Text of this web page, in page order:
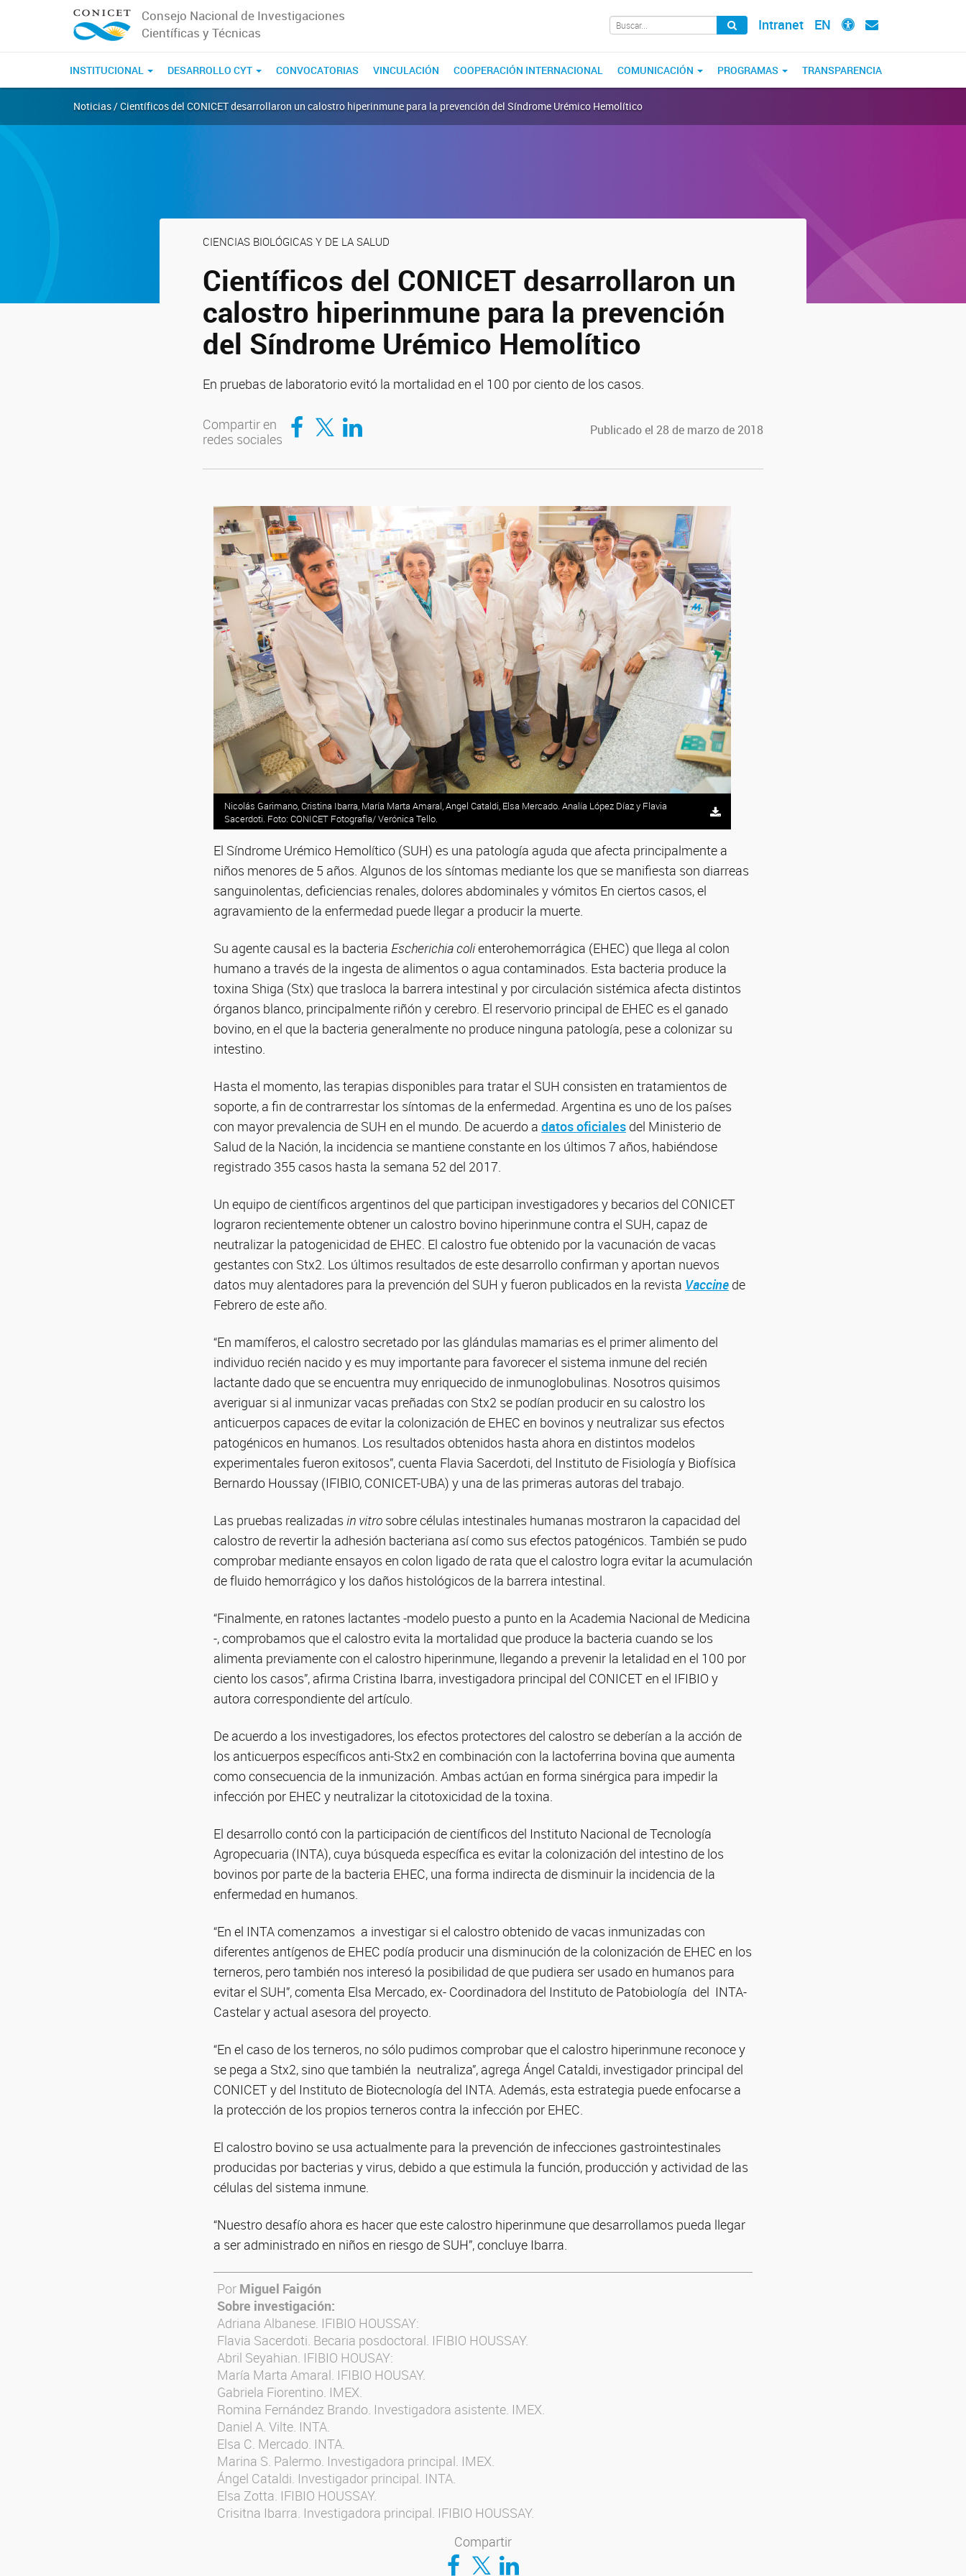
Consejo Nacional de Investigaciones
Científicas y Técnicas
Intranet EN
INSTITUCIONAL DESARROLLO CYT CONVOCATORIAS VINCULACIÓN COOPERACIÓN INTERNACIONAL COMUNICACIÓN PROGRAMAS TRANSPARENCIA
Noticias / Científicos del CONICET desarrollaron un calostro hiperinmune para la prevención del Síndrome Urémico Hemolítico
CIENCIAS BIOLÓGICAS Y DE LA SALUD
Científicos del CONICET desarrollaron un
calostro hiperinmune para la prevención
del Síndrome Urémico Hemolítico
En pruebas de laboratorio evitó la mortalidad en el 100 por ciento de los casos.
Compartir en
redes sociales
Compartir en Facebook
Compartir en TwitterCompartir en LinkedIn Publicado el 28 de marzo de 2018
Nicolás Garimano, Cristina Ibarra, María Marta Amaral, Angel Cataldi, Elsa Mercado. Analía López Díaz y Flavia
Sacerdoti. Foto: CONICET Fotografía/ Verónica Tello.
El Síndrome Urémico Hemolítico (SUH) es una patología aguda que afecta principalmente a
niños menores de 5 años. Algunos de los síntomas mediante los que se manifiesta son diarreas
sanguinolentas, deficiencias renales, dolores abdominales y vómitos En ciertos casos, el
agravamiento de la enfermedad puede llegar a producir la muerte.
Su agente causal es la bacteria Escherichia colienterohemorrágica (EHEC) que llega al colon
humano a través de la ingesta de alimentos o agua contaminados. Esta bacteria produce la
toxina Shiga (Stx) que trasloca la barrera intestinal y por circulación sistémica afecta distintos
órganos blanco, principalmente riñón y cerebro. El reservorio principal de EHEC es el ganado
bovino, en el que la bacteria generalmente no produce ninguna patología, pese a colonizar su
intestino.
Hasta el momento, las terapias disponibles para tratar el SUH consisten en tratamientos de
soporte, a fin de contrarrestar los síntomas de la enfermedad. Argentina es uno de los países
con mayor prevalencia de SUH en el mundo. De acuerdo a datos oficiales del Ministerio de
Salud de la Nación, la incidencia se mantiene constante en los últimos 7 años, habiéndose
registrado 355 casos hasta la semana 52 del 2017.
Un equipo de científicos argentinos del que participan investigadores y becarios del CONICET
lograron recientemente obtener un calostro bovino hiperinmune contra el SUH, capaz de
neutralizar la patogenicidad de EHEC. El calostro fue obtenido por la vacunación de vacas
gestantes con Stx2. Los últimos resultados de este desarrollo confirman y aportan nuevos
datos muy alentadores para la prevención del SUH y fueron publicados en la revista Vaccine de
Febrero de este año.
“En mamíferos, el calostro secretado por las glándulas mamarias es el primer alimento del
individuo recién nacido y es muy importante para favorecer el sistema inmune del recién
lactante dado que se encuentra muy enriquecido de inmunoglobulinas. Nosotros quisimos
averiguar si al inmunizar vacas preñadas con Stx2 se podían producir en su calostro los
anticuerpos capaces de evitar la colonización de EHEC en bovinos y neutralizar sus efectos
patogénicos en humanos. Los resultados obtenidos hasta ahora en distintos modelos
experimentales fueron exitosos”, cuenta Flavia Sacerdoti, del Instituto de Fisiología y Biofísica
Bernardo Houssay (IFIBIO, CONICET-UBA) y una de las primeras autoras del trabajo.
Las pruebas realizadas in vitro sobre células intestinales humanas mostraron la capacidad del
calostro de revertir la adhesión bacteriana así como sus efectos patogénicos. También se pudo
comprobar mediante ensayos en colon ligado de rata que el calostro logra evitar la acumulación
de fluido hemorrágico y los daños histológicos de la barrera intestinal.
“Finalmente, en ratones lactantes -modelo puesto a punto en la Academia Nacional de Medicina
-, comprobamos que el calostro evita la mortalidad que produce la bacteria cuando se los
alimenta previamente con el calostro hiperinmune, llegando a prevenir la letalidad en el 100 por
ciento los casos”, afirma Cristina Ibarra, investigadora principal del CONICET en el IFIBIO y
autora correspondiente del artículo.
De acuerdo a los investigadores, los efectos protectores del calostro se deberían a la acción de
los anticuerpos específicos anti-Stx2 en combinación con la lactoferrina bovina que aumenta
como consecuencia de la inmunización. Ambas actúan en forma sinérgica para impedir la
infección por EHEC y neutralizar la citotoxicidad de la toxina.
El desarrollo contó con la participación de científicos del Instituto Nacional de Tecnología
Agropecuaria (INTA), cuya búsqueda específica es evitar la colonización del intestino de los
bovinos por parte de la bacteria EHEC, una forma indirecta de disminuir la incidencia de la
enfermedad en humanos.
“En el INTA comenzamos a investigar si el calostro obtenido de vacas inmunizadas con
diferentes antígenos de EHEC podía producir una disminución de la colonización de EHEC en los
terneros, pero también nos interesó la posibilidad de que pudiera ser usado en humanos para
evitar el SUH”, comenta Elsa Mercado, ex- Coordinadora del Instituto de Patobiología del INTA-
Castelar y actual asesora del proyecto.
“En el caso de los terneros, no sólo pudimos comprobar que el calostro hiperinmune reconoce y
se pega a Stx2, sino que también la neutraliza”, agrega Ángel Cataldi, investigador principal del
CONICET y del Instituto de Biotecnología del INTA. Además, esta estrategia puede enfocarse a
la protección de los propios terneros contra la infección por EHEC.
El calostro bovino se usa actualmente para la prevención de infecciones gastrointestinales
producidas por bacterias y virus, debido a que estimula la función, producción y actividad de las
células del sistema inmune.
“Nuestro desafío ahora es hacer que este calostro hiperinmune que desarrollamos pueda llegar
a ser administrado en niños en riesgo de SUH”, concluye Ibarra.
Por Miguel Faigón
Sobre investigación:
Adriana Albanese. IFIBIO HOUSSAY:
Flavia Sacerdoti. Becaria posdoctoral. IFIBIO HOUSSAY.
Abril Seyahian. IFIBIO HOUSAY:
María Marta Amaral. IFIBIO HOUSAY.
Gabriela Fiorentino. IMEX.
Romina Fernández Brando. Investigadora asistente. IMEX.
Daniel A. Vilte. INTA.
Elsa C. Mercado. INTA.
Marina S. Palermo. Investigadora principal. IMEX.
Ángel Cataldi. Investigador principal. INTA.
Elsa Zotta. IFIBIO HOUSSAY.
Crisitna Ibarra. Investigadora principal. IFIBIO HOUSSAY.
Compartir
Compartir en Facebook
Compartir en TwitterCompartir en LinkedIn